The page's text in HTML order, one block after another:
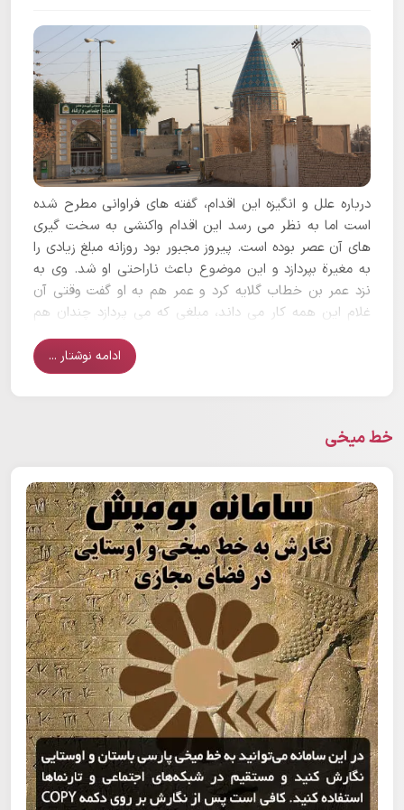
درباره علل و انگیزه این اقدام، گفته های فراوانی مطرح شده
است اما به نظر می رسد این اقدام واکنشی به سخت گیری
های آن عصر بوده است. پیروز مجبور بود روزانه مبلغ زیادی را
به مغیرة بپردازد و این موضوع باعث ناراحتی او شد. وی به
نزد عمر بن خطاب گلایه کرد و عمر هم به او گفت وقتی آن
غلام این همه کار می داند، مبلغی که می پردازد چندان هم
ادامه نوشتار ...
خط میخی